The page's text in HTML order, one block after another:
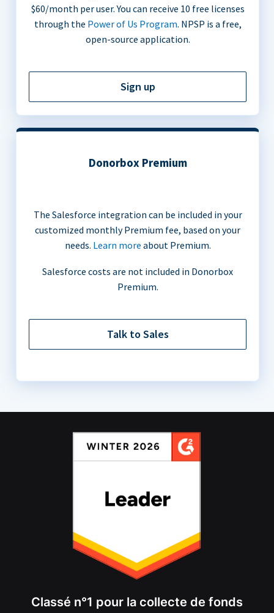
$60/month per user. You can receive 10 free licenses
through the Power of Us Program. NPSP is a free,
open-source application.
Sign up
Donorbox Premium
The Salesforce integration can be included in your
customized monthly Premium fee, based on your
needs. Learn more about Premium.
Salesforce costs are not included in Donorbox
Premium.
Talk to Sales
Classé n°1 pour la collecte de fonds